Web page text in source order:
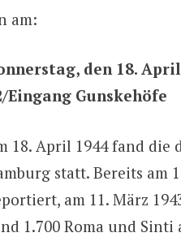
am:
den 18.
Eingang Gunskehöfe
18. April 1944 fand
statt. Bereits am
am 11. März
1.700 Roma und Sinti